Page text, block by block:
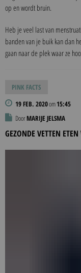
op en wordt bruin.
Heb je veel last van
banden van je buik kan dan
gaan naar de plek waar ze
PINK FACTS
19 FEB. 2020om15:45
DoorMARIJE JELSMA
GEZONDE VETTEN